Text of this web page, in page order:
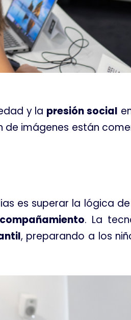
y la presión social
de imágenes están
es superar la lógica
. La
, preparando a los